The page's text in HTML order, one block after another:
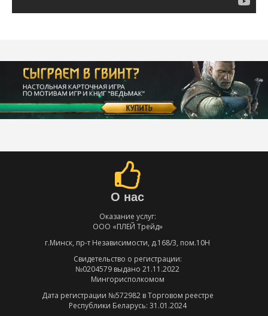
О нас
Оказание услуг:
ООО «ПЛЕЙ Трейд»
г.Минск, пр-т Независимости, д.168/3, пом.10Н
Свидетельство о регистрации:
№0204579 выдано 21.11.2022
Мингорисполкомом
Дата регистрации №572982 в Торговом реестре
Республики Беларусь: 31.01.2024